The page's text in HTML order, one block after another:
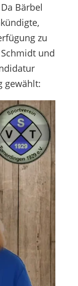
Bärbel
zu
und
gewählt: